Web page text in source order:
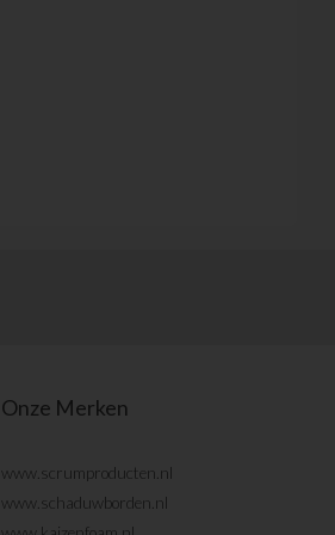
Onze Merken
www.scrumproducten.nl
www.schaduwborden.nl